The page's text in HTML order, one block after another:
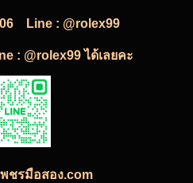
Line : @rolex99
: @rolex99 ได้เลยคะ
พชรมือสอง.com